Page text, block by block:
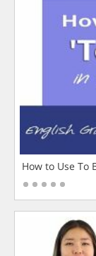
How to Use To